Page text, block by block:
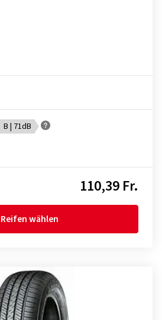
B | 71dB
110,39 Fr.
Reifen wählen